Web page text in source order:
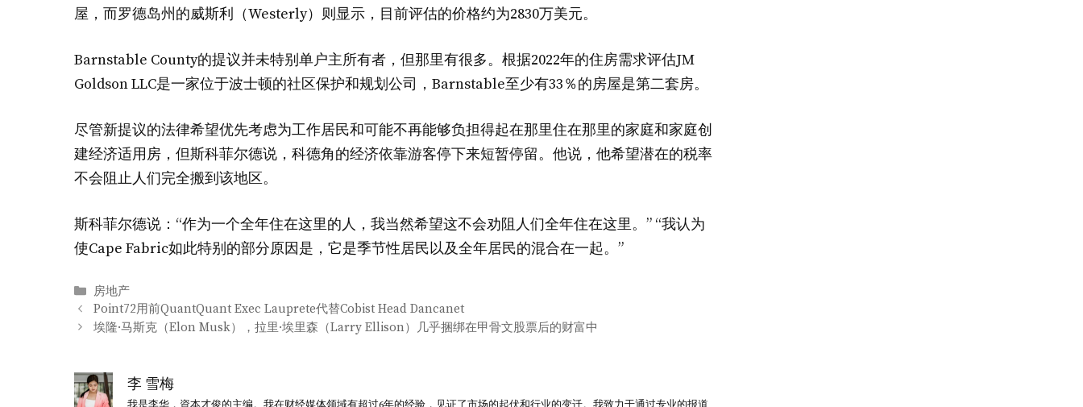
屋，而罗德岛州的威斯利（Westerly）则显示，目前评估的价格约为2830万美元。
Barnstable County的提议并未特别单户主所有者，但那里有很多。根据2022年的住房需求评估JM
Goldson LLC是一家位于波士顿的社区保护和规划公司，Barnstable至少有33％的房屋是第二套房。
尽管新提议的法律希望优先考虑为工作居民和可能不再能够负担得起在那里住在那里的家庭和家庭创
建经济适用房，但斯科菲尔德说，科德角的经济依靠游客停下来短暂停留。他说，他希望潜在的税率
不会阻止人们完全搬到该地区。
斯科菲尔德说：“作为一个全年住在这里的人，我当然希望这不会劝阻人们全年住在这里。” “我认为
使Cape Fabric如此特别的部分原因是，它是季节性居民以及全年居民的混合在一起。”
分
类
房地产
Point72用前QuantQuant Exec Lauprete代替Cobist Head Dancanet
埃隆·马斯克（Elon Musk），拉里·埃里森（Larry Ellison）几乎捆绑在甲骨文股票后的财富中
李 雪梅